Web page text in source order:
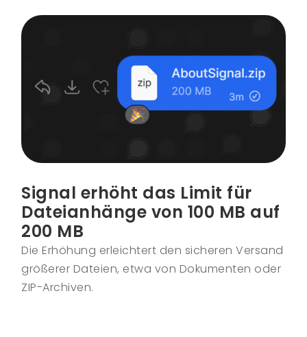
Signal erhöht das Limit für
Dateianhänge von 100 MB auf
200 MB
Die Erhöhung erleichtert den sicheren Versand
größerer Dateien, etwa von Dokumenten oder
ZIP-Archiven.